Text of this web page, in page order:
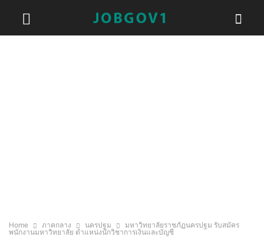
Home ภาคกลาง นครปฐม
มหาวิทยาลัยราชภัฏนครปฐม รับสมัคร
พนักงานมหาวิทยาลัย ตำแหน่งนักวิชาการเงินและบัญชี